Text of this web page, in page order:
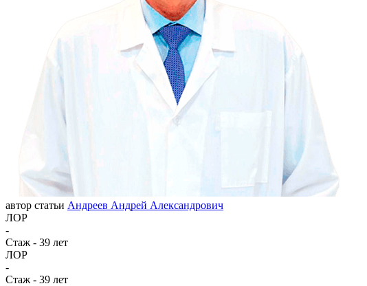
автор статьи Андреев Андрей Александрович
ЛОР
-
Стаж - 39 лет
ЛОР
-
Стаж - 39 лет